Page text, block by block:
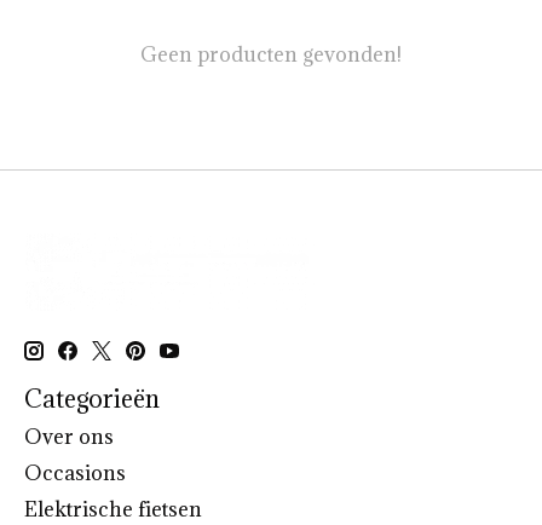
Geen producten gevonden!
Categorieën
Over ons
Occasions
Elektrische fietsen